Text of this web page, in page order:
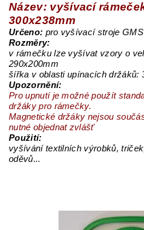
Název: vyšívací
300x238mm
Určeno: pro vyšívací stroje
Rozměry:
v rámečku lze vyšívat vzory o
290x200mm
šířka v oblasti upínacích držáků:
Upozornění:
Pro upnutí je možné použít
držáky pro rámečky.
Magnetické držáky nejsou
nutné objednat zvlášť
Použití:
vyšívání textilních výrobků,
oděvů...